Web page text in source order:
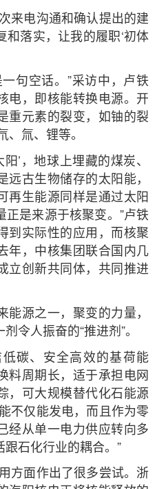
来电沟通和确认提出的建
和落实，让我的履职‘初体
句空话。”采访中，卢铁
电，即核能转换电源。开
重元素的裂变，如铀的裂
、氚、锂等。
’，地球上埋藏的煤炭、
远古生物储存的太阳能，
再生能源同样是通过太阳
正是来源于核聚变。”卢铁
到实际性的应用，而核聚
年，中核集团联合国内几
立创新共同体，共同推进
能源之一，聚变的力量，
令人振奋的“推进剂”。
碳、安全高效的基荷能
料周期长，适于承担电网
，可大规模替代化石能源
不仅能发电，而且作为零
经从单一电力供应转向多
石化行业的耦合。”
方面作出了很多尝试。浙